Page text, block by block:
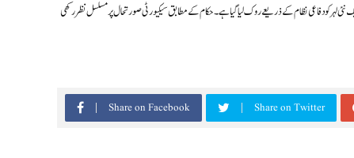
نئی لہر کو دفاعی نظام کے ذریعے روک لیا گیا ہے۔ حکام کے مطابق سیکیورٹی صورتحال پر مسلسل نظر رکھی
Share on Facebook Share on Twitter